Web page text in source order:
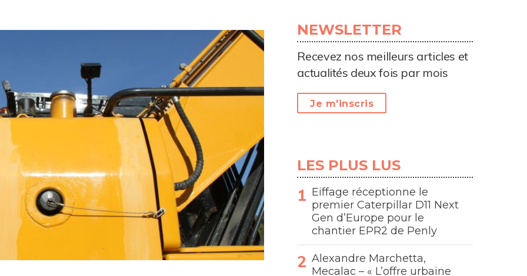
NEWSLETTER
Recevez nos meilleurs articles et
actualités deux fois par mois
Je m'inscris
LES PLUS LUS
Eiffage réceptionne le
premier Caterpillar D11 Next
Gen d’Europe pour le
chantier EPR2 de Penly
Alexandre Marchetta,
Mecalac – « L’offre urbaine